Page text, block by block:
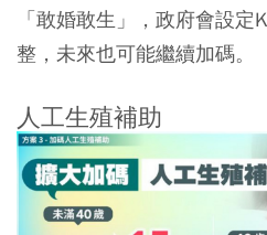
「敢婚敢生」，政府會設定
整，未來也可能繼續加碼。
人工生殖補助